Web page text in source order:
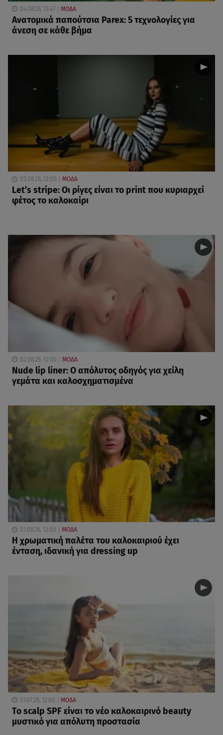
04.08.26, 13:47 ΜΟΔΑ
Ανατομικά παπούτσια Parex: 5 τεχνολογίες για
άνεση σε κάθε βήμα
03.08.26, 12:00 ΜΟΔΑ
Let’s stripe: Οι ρίγες είναι το print που κυριαρχεί
φέτος το καλοκαίρι
02.08.26, 12:00 ΜΟΔΑ
Nude lip liner: Ο απόλυτος οδηγός για χείλη
γεμάτα και καλοσχηματισμένα
01.08.26, 12:00 ΜΟΔΑ
Η χρωματική παλέτα του καλοκαιριού έχει
ένταση, ιδανική για dressing up
31.07.26, 12:00 ΜΟΔΑ
Το scalp SPF είναι το νέο καλοκαιρινό beauty
μυστικό για απόλυτη προστασία